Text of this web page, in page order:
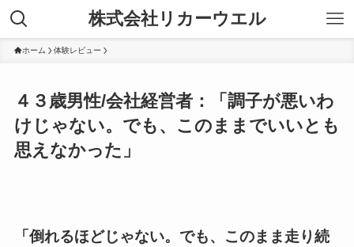
株式会社リカーウエル
ホーム 体験レビュー
４３歳男性/会社経営者：「調子が悪いわ
けじゃない。でも、このままでいいとも
思えなかった」
「倒れるほどじゃない。でも、このまま走り続